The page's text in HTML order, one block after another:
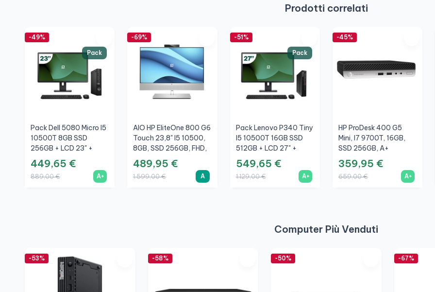
Prodotti correlati
Pack
-49%
Pack Dell 5080 Micro I5
10500T 8GB SSD
256GB + LCD 23" +
Tastiera E Mouse
Wireless + WiFi
449,65 €
889,00 € A+
-69%
AIO HP EliteOne 800 G6
Touch 23,8" I5 10500,
8GB, SSD 256GB, FHD,
WiFi, A
489,95 €
1.599,00 € A
Pack
-51%
Pack Lenovo P340 Tiny
I5 10500T 16GB SSD
512GB + LCD 27" +
Tastiera E Mouse
Wireless + WiFi
549,65 €
1.129,00 € A+
-45%
HP ProDesk 400 G5
Mini, I7 9700T, 16GB,
SSD 256GB, A+
359,95 €
659,00 € A+
Computer Più Venduti
-53% -58% -50% -67%